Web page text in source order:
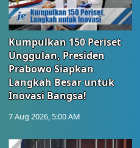
Kumpulkan 150 Periset
Unggulan, Presiden
Prabowo Siapkan
Langkah Besar untuk
Inovasi Bangsa!
7 Aug 2026, 5:00 AM